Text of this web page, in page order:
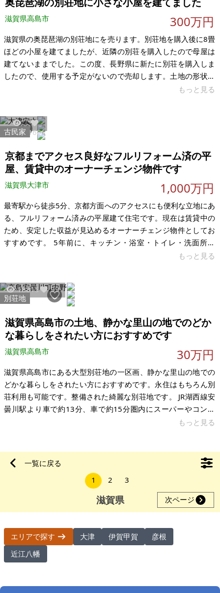
びができます。また、敦賀まで40分程度で、海水浴、釣りが楽
しめます。秋は周りには落葉
滋賀県高島市 300万円
滋賀県の奥琵琶湖の別荘地にを売ります。別荘地を購入後に8畳
ほどの小屋を建てましたが、近隣の別荘を購入したので母屋は
建てないままでした。この度、長野県に新たに別荘を購入しま
したので、使用する予定がないので売却します。土地の形状は
22.6ｍｘ14.5ｍの長方形で長い側が南向きですので日光が多く
す。冬場の積雪時は早朝より高島市が除雪してくれます。（公
道の別荘地は高島市では殆ど無いと思います）坂の多い別荘地
が多い中、この場所は平坦に近い緩やかな傾斜地です。管理は
自治会で行っていますので別荘
もっと見る
36612 168
古民家
京都までアクセス良好なフルリフォーム済の平
屋、賃貸中のオーナーチェンジ物件です
滋賀県大津市 1,000万円
最寄駅から徒歩5分、京都方面へのアクセスにも便利な立地にあ
る、フルリフォーム済みの平屋建て住宅です。現在は賃貸中の
ため、安定した収益が見込めるオーナーチェンジ物件としてお
すすめです。 5年前に、キッチン・浴室・トイレ・洗面所・
床・クロスを含めたフルリフォームを実施済み。外観は築年相
ただいております。住環境の良さからも、入居希望者が複数あ
り、賃貸需要の高さも魅力の一つです。また、将来的には建て
替えも視野に入る広さの土地のため、資産性・柔軟性のある物
件としてご検討いただけます。
もっと見る
18815
99
別荘地
滋賀県高島市の土地、静かな里山の地でのどか
な暮らしをされたい方におすすめです
滋賀県高島市 30万円
滋賀県高島市にある大型別荘地の一区画、静かな里山の地での
どかな暮らしをされたい方におすすめです。永住はもちろん別
荘利用も可能です。整備された綺麗な別荘地です。 JR湖西線安
曇川駅より車で約13分、車で約15分圏内にスーパーやコンビ
ニ、薬局などもあり生活には困りません。電気、水道、ガスの
紅葉の名所100選」にも選ばれたメタセコイア並木まで車で約
30分です。本物件にご興味がある方はお気軽にお問い合わせく
もっと見る
一覧に戻る
1
2 3
滋賀県 次ページ
エリアで探す 大津 伊賀甲賀
彦根
近江八幡